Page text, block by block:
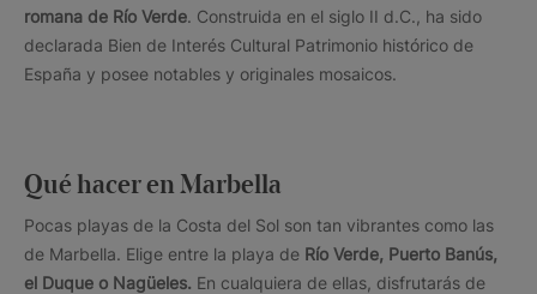
romana de Río Verde. Construida en el siglo II d.C., ha sido
declarada Bien de Interés Cultural Patrimonio histórico de
España y posee notables y originales mosaicos.
Qué hacer en Marbella
Pocas playas de la Costa del Sol son tan vibrantes como las
de Marbella. Elige entre la playa de Río Verde, Puerto Banús,
el Duque o Nagüeles. En cualquiera de ellas, disfrutarás de